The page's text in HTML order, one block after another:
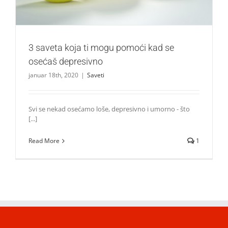
3 saveta koja ti mogu pomoći kad se
osećaš depresivno
januar 18th, 2020 | Saveti
Svi se nekad osećamo loše, depresivno i umorno - što
[...]
Read More 1